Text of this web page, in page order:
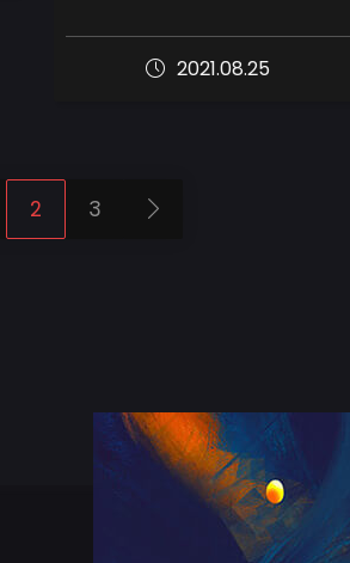
以獲得訂單或廠商合作等等，接洽
過全台數千家企業幫其製作網站。
2021.08.25
2 3